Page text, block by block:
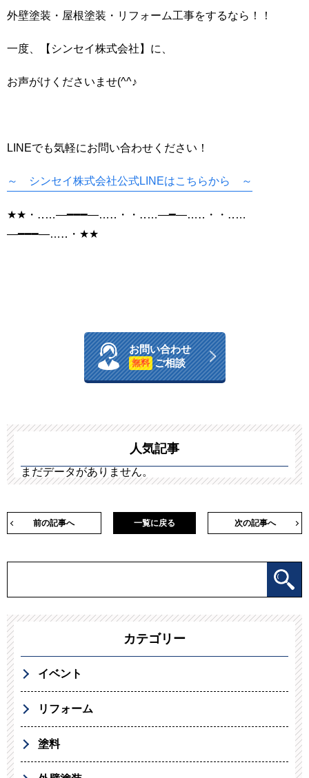
外壁塗装・屋根塗装・リフォーム工事をするなら！！
一度、【シンセイ株式会社】に、
お声がけくださいませ(^^♪
LINEでも気軽にお問い合わせください！
～ シンセイ株式会社公式LINEはこちらから ～
★★・‥…―━━━―…‥・・‥…―━―…‥・・‥…
―━━━―…‥・★★
お問い合わせ
無料 ご相談
人気記事
まだデータがありません。
前の記事へ 次の記事へ
一覧に戻る
カテゴリー
イベント
リフォーム
塗料